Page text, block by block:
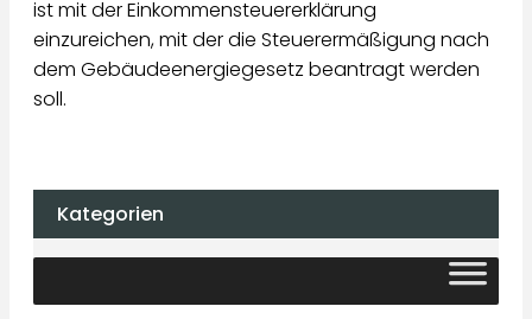
ist mit der Einkommensteuererklärung
einzureichen, mit der die Steuerermäßigung nach
dem Gebäudeenergiegesetz beantragt werden
soll.
Kategorien